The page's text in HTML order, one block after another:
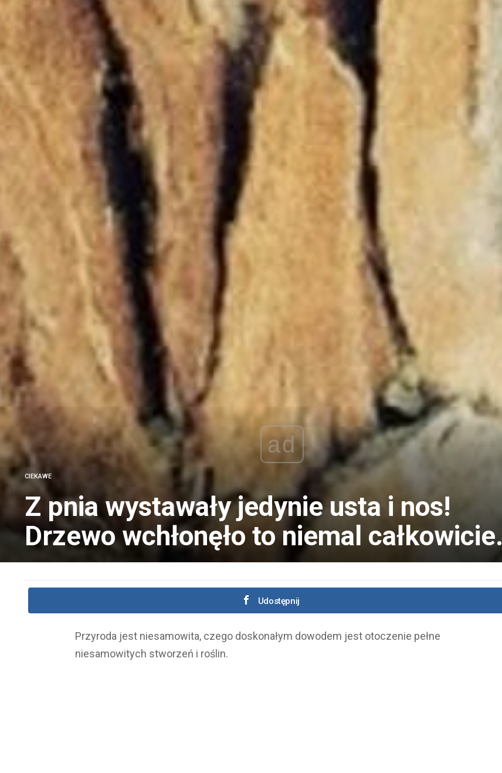
ad
CIEKAWE
Z pnia wystawały jedynie usta i nos!
Drzewo wchłonęło to niemal całkowicie.
Udostępnij
Przyroda jest niesamowita, czego doskonałym dowodem jest otoczenie pełne
niesamowitych stworzeń i roślin.